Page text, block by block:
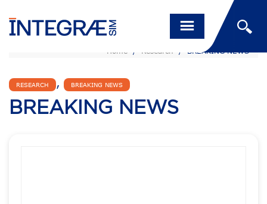
Home / Research / BREAKING NEWS
RESEARCH , BREAKING NEWS
BREAKING NEWS